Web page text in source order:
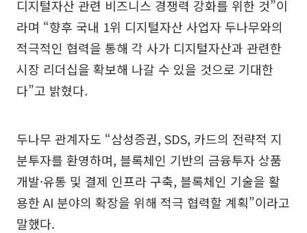
디지털자산 관련 비즈니스 경쟁력 강화를 위한 것”이
라며 “향후 국내 1위 디지털자산 사업자 두나무와의
적극적인 협력을 통해 각 사가 디지털자산과 관련한
시장 리더십을 확보해 나갈 수 있을 것으로 기대한
다”고 밝혔다.
두나무 관계자도 “삼성증권, SDS, 카드의 전략적 지
분투자를 환영하며, 블록체인 기반의 금융투자 상품
개발·유통 및 결제 인프라 구축, 블록체인 기술을 활
용한 AI 분야의 확장을 위해 적극 협력할 계획”이라고
말했다.